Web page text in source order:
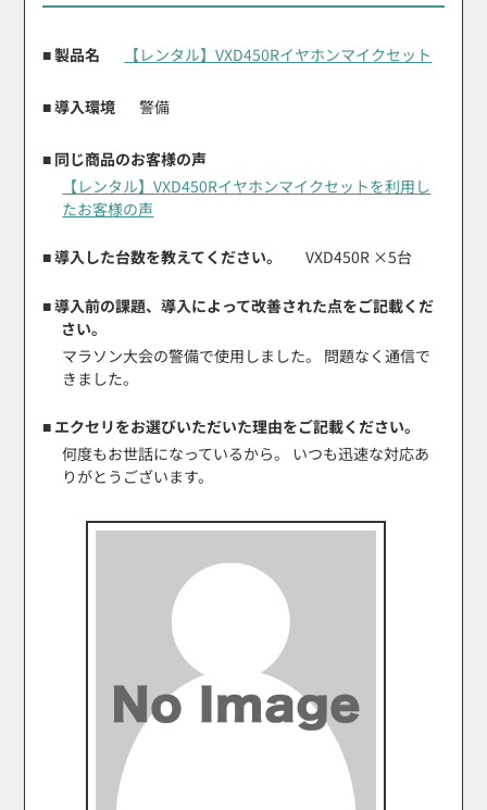
■ 製品名 【レンタル】VXD450Rイヤホンマイクセット
■ 導入環境 警備
■ 同じ商品のお客様の声
【レンタル】VXD450Rイヤホンマイクセットを利用し
たお客様の声
■ 導入した台数を教えてください。 VXD450R ×5台
■ 導入前の課題、導入によって改善された点をご記載くだ
さい。
マラソン大会の警備で使用しました。 問題なく通信で
きました。
■ エクセリをお選びいただいた理由をご記載ください。
何度もお世話になっているから。 いつも迅速な対応あ
りがとうございます。